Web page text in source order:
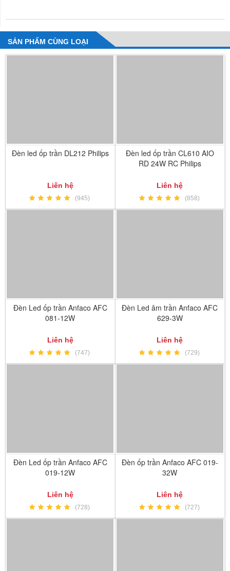
SẢN PHẨM CÙNG LOẠI
Đèn led ốp trần DL212 Philips
Liên hệ
(945)
Đèn led ốp trần CL610 AIO
RD 24W RC Philips
Liên hệ
(858)
Đèn Led ốp trần Anfaco AFC
081-12W
Liên hệ
(747)
Đèn Led âm trần Anfaco AFC
629-3W
Liên hệ
(729)
Đèn Led ốp trần Anfaco AFC
019-12W
Liên hệ
(728)
Đèn ốp trần Anfaco AFC 019-
32W
Liên hệ
(727)